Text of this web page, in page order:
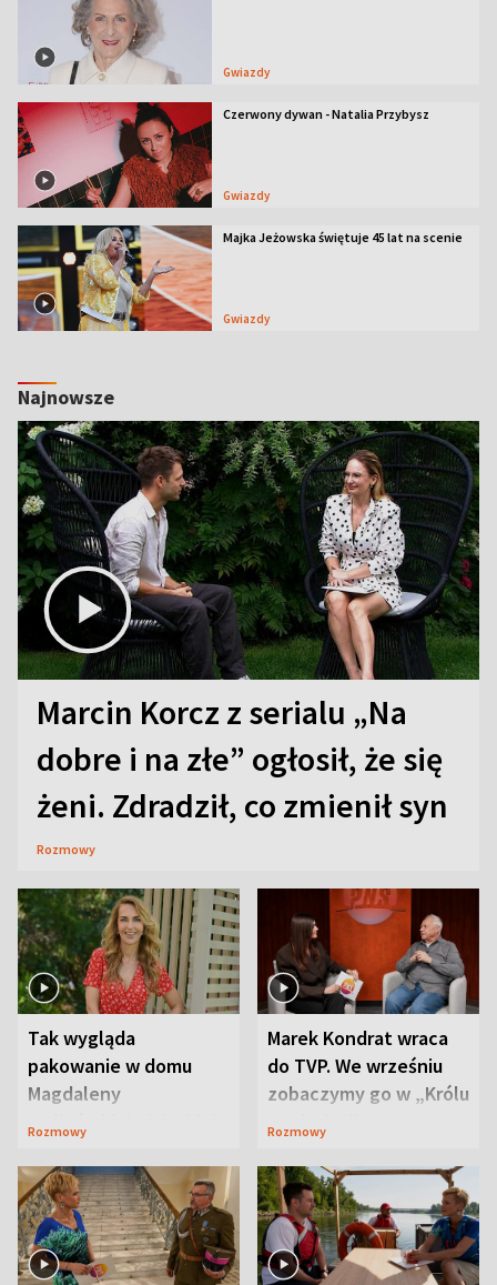
Gwiazdy
Czerwony dywan - Natalia Przybysz
Gwiazdy
Majka Jeżowska świętuje 45 lat na scenie
Gwiazdy
Najnowsze
Marcin Korcz z serialu „Na
dobre i na złe” ogłosił, że się
żeni. Zdradził, co zmienił syn
Rozmowy
Tak wygląda
pakowanie w domu
Magdaleny
Waligórskiej-Lisieckiej.
Rozmowy
Marek Kondrat wraca
do TVP. We wrześniu
zobaczymy go w „Królu
Maciusiu I”
Rozmowy